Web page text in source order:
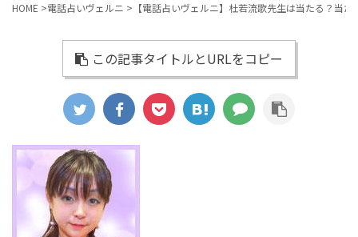
HOME >電話占いヴェルニ > 【電話占いヴェルニ】杜若流歌先生は当たる？当
この記事タイトルとURLをコピー